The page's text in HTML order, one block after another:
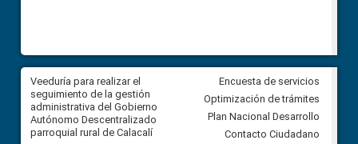
Veeduría para realizar el
seguimiento de la gestión
administrativa del Gobierno
Autónomo Descentralizado
parroquial rural de Calacalí
Veeduría para vigilar los
derivados de la Audiencia
comunidad Urbina, parroquia
Carolina
Encuesta de servicios
Optimización de trámites
Plan Nacional Desarrollo
Contacto Ciudadano